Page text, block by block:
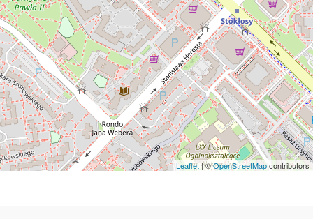
Leaflet| ©OpenStreetMapcontributors